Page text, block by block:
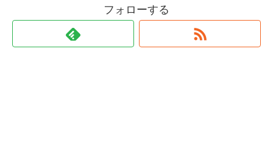
フォローする